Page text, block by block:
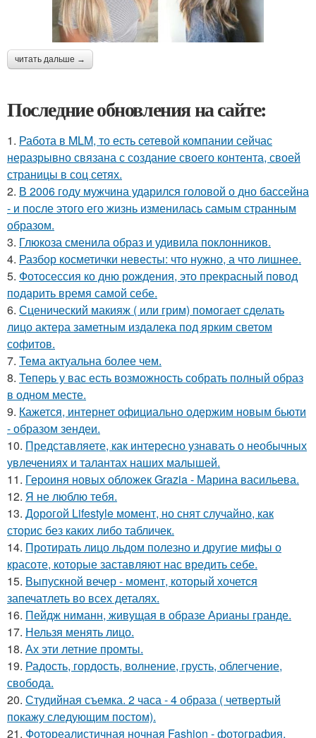
читать дальше →
Последние обновления на сайте:
1. Работа в MLM, то есть сетевой компании сейчас
неразрывно связана с создание своего контента, своей
страницы в соц сетях.
2. В 2006 году мужчина ударился головой о дно бассейна
- и после этого его жизнь изменилась самым странным
образом.
3. Глюкоза сменила образ и удивила поклонников.
4. Разбор косметички невесты: что нужно, а что лишнее.
5. Фотосессия ко дню рождения, это прекрасный повод
подарить время самой себе.
6. Сценический макияж ( или грим) помогает сделать
лицо актера заметным издалека под ярким светом
софитов.
7. Тема актуальна более чем.
8. Теперь у вас есть возможность собрать полный образ
в одном месте.
9. Кажется, интернет официально одержим новым бьюти
- образом зендеи.
10. Представляете, как интересно узнавать о необычных
увлечениях и талантах наших малышей.
11. Героиня новых обложек Grazia - Марина васильева.
12. Я не люблю тебя.
13. Дорогой Lifestyle момент, но снят случайно, как
сторис без каких либо табличек.
14. Протирать лицо льдом полезно и другие мифы о
красоте, которые заставляют нас вредить себе.
15. Выпускной вечер - момент, который хочется
запечатлеть во всех деталях.
16. Пейдж ниманн, живущая в образе Арианы гранде.
17. Нельзя менять лицо.
18. Ах эти летние промты.
19. Радость, гордость, волнение, грусть, облегчение,
свобода.
20. Студийная съемка. 2 часа - 4 образа ( четвертый
покажу следующим постом).
21. Фотореалистичная ночная Fashion - фотография,